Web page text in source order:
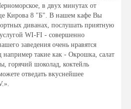
в двух минутах от
Кирова 8 "Б". В нашем кафе Вы
диванах, послушать приятную
WI-FI - совершенно
заведения очень нравятся
такие как - Окрошка, салат
горячий шоколад, коктейль
отведать вкуснейшее